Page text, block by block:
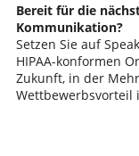
Bereit für die
Kommunikation?
Setzen Sie auf
HIPAA-konformen
Zukunft, in der
Wettbewerbsvorteil